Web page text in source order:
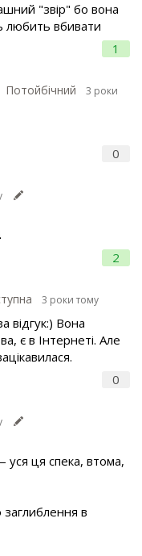
1
"звір" бо вона
любить вбивати
Потойбічний
3 роки
0
2
3 роки тому
0
відгук:) Вона
є в Інтернеті. Але
ця спека, втома,
заглиблення в